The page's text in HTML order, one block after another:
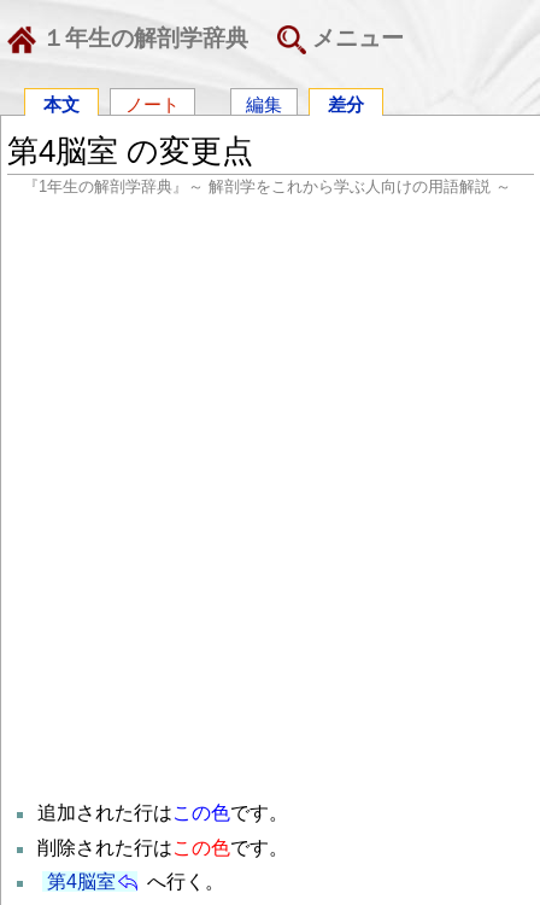
１年生の解剖学辞典 メニュー
本文 ノート 編集 差分
第4脳室 の変更点
『1年生の解剖学辞典』～ 解剖学をこれから学ぶ人向けの用語解説 ～
追加された行はこの色です。
削除された行はこの色です。
第4脳室
へ行く。